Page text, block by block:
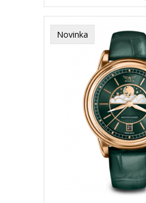
Novinka